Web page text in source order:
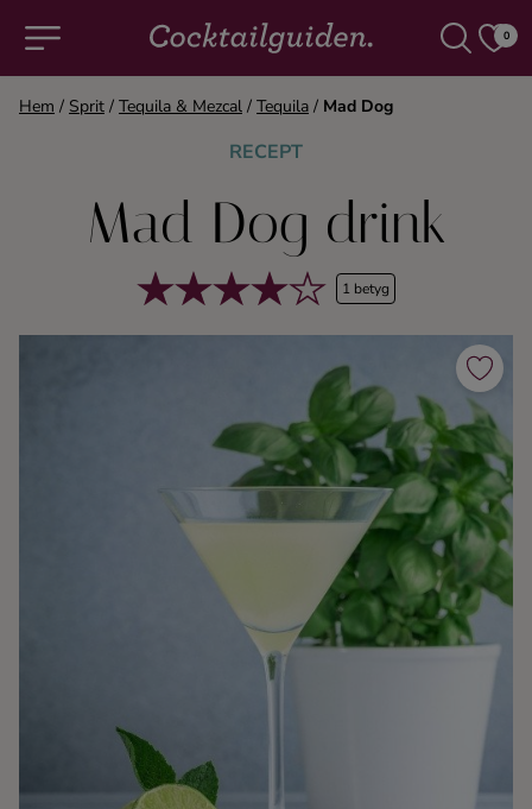
0
Alla cocktails & drinkar
Alkoholfritt
Hem / Sprit / Tequila & Mezcal / Tequila / Mad Dog
RECEPT
Mad Dog drink
1 betyg